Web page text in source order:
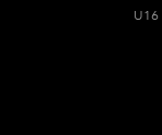
U16